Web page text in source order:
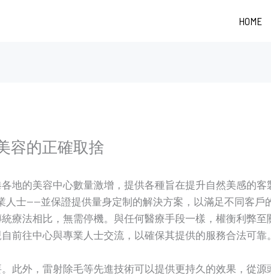
HOME
容的正確取捨
地的美容中心數量激增，提供各種旨在提升自然美感的客
士——並保證提供量身定制的解決方案，以滿足不同客戶
療法相比，無需停機。與任何醫療手段一樣，權衡利弊至
前往中心與專業人士交流，以確保其提供的服務合法可靠。
此外，雷射除毛等先進技術可以提供更持久的效果，從源